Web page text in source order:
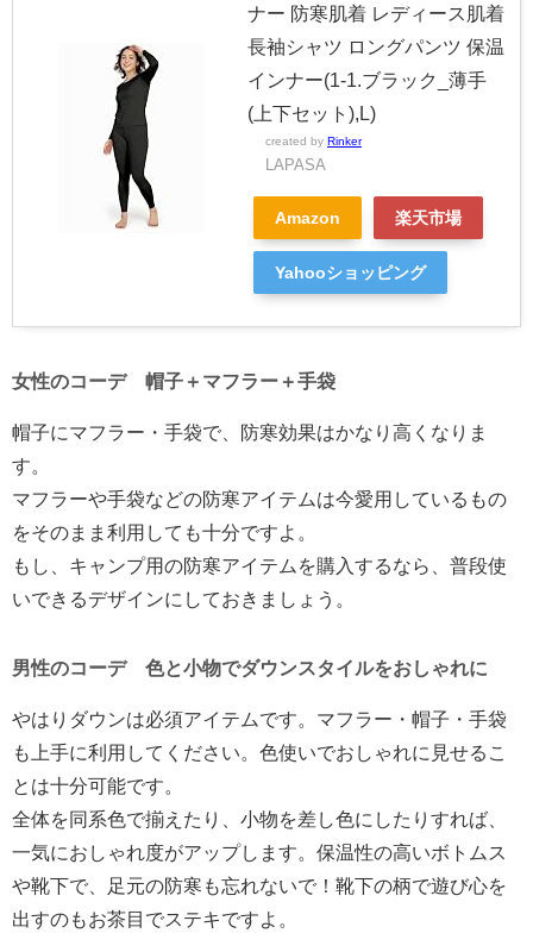
ナー 防寒肌着 レディース肌着
長袖シャツ ロングパンツ 保温
インナー(1-1.ブラック_薄手
(上下セット),L)
created by Rinker
LAPASA
Amazon 楽天市場
Yahooショッピング
女性のコーデ 帽子＋マフラー＋手袋
帽子にマフラー・手袋で、防寒効果はかなり高くなりま
す。
マフラーや手袋などの防寒アイテムは今愛用しているもの
をそのまま利用しても十分ですよ。
もし、キャンプ用の防寒アイテムを購入するなら、普段使
いできるデザインにしておきましょう。
男性のコーデ 色と小物でダウンスタイルをおしゃれに
やはりダウンは必須アイテムです。マフラー・帽子・手袋
も上手に利用してください。色使いでおしゃれに見せるこ
とは十分可能です。
全体を同系色で揃えたり、小物を差し色にしたりすれば、
一気におしゃれ度がアップします。保温性の高いボトムス
や靴下で、足元の防寒も忘れないで！靴下の柄で遊び心を
出すのもお茶目でステキですよ。